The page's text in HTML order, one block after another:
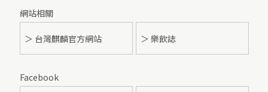
網站相關
＞ 台灣麒麟官方網站 ＞ 樂飲誌
Facebook